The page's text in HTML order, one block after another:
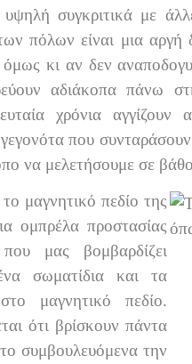
υψηλή συγκριτικά με
πόλων είναι μια αργή
όμως κι αν δεν
αδιάκοπα πάνω
χρόνια
που
να μελετήσουμε σε
μαγνητικό πεδίο της
ομπρέλα προστασίας
μας βομβαρδίζει
σωματίδια και τα
μαγνητικό πεδίο.
ότι βρίσκουν πάντα
συμβουλευόμενα την